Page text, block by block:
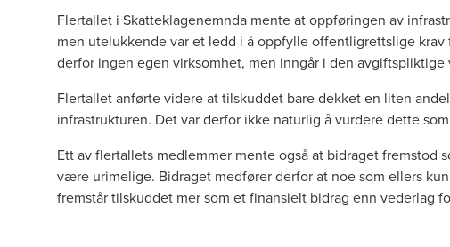
Flertallet i Skatteklagenemnda mente at oppføringen av
men utelukkende var et ledd i å oppfylle offentligrettslige
derfor ingen egen virksomhet, men inngår i den avgiftspliktige
Flertallet anførte videre at tilskuddet bare dekket en liten
infrastrukturen. Det var derfor ikke naturlig å vurdere dette
Ett av flertallets medlemmer mente også at bidraget fremstod
være urimelige. Bidraget medfører derfor at noe som ellers
fremstår tilskuddet mer som et finansielt bidrag enn vederlag